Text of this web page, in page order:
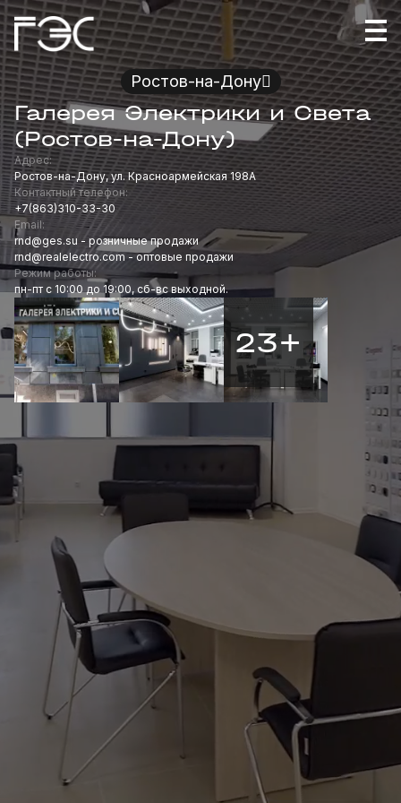
Ростов-на-Дону
Галерея Электрики и Света
(Ростов-на-Дону)
Адрес:
Ростов-на-Дону, ул. Красноармейская 198А
Контактный телефон:
+7(863)310-33-30
Email:
rnd@ges.su - розничные продажи
rnd@realelectro.com - оптовые продажи
Режим работы:
пн-пт с 10:00 до 19:00, сб-вс выходной.
23+